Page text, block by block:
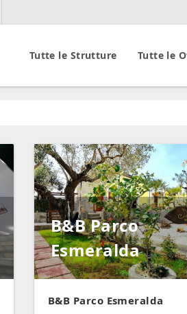
Tutte le Strutture Tutte le
B&B Parco
Esmeralda
B&B Parco Esmeralda